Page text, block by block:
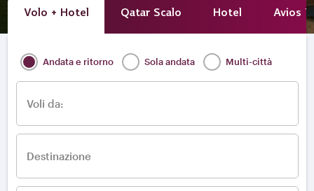
Volo + Hotel Qatar Scalo Hotel Avios
Andata e ritorno Sola andata Multi-città
Voli da:
Destinazione